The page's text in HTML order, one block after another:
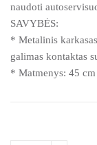
naudoti
SAVYBĖS:
* Metalinis
galimas kontaktas
* Matmenys: 45 cm